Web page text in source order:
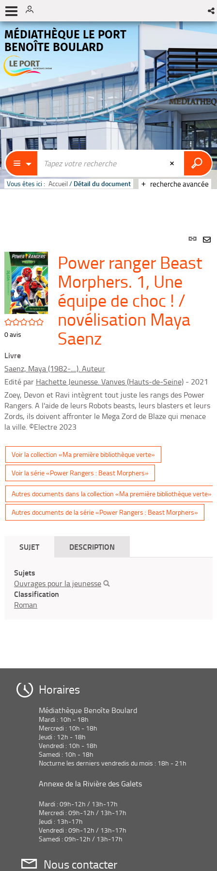
MÉDIATHÈQUE LE PORT
BENOÎTE BOULARD
recherche avancée
Vous êtes ici : Accueil / Détail du document
Lien
/5
0avis
Power ranger Beast
Morphers. 1, Une
équipe de choc ! /
novélisation Maya
Saenz
Livre
Saenz, Maya (1982-....). Auteur
Edité par Hachette Jeunesse. Vanves (Hauts-de-Seine) - 2021
Zoey, Devon et Ravi intègrent tout juste les rangs des Power
Rangers. A l'aide de leurs Robots beasts, leurs blasters et leurs
Zords, ils doivent affronter le Mega Zord de Blaze qui menace
la ville. ©Electre 2023
Voir la collection «Ma première bibliothèque verte»
Voir la série «Power Rangers : Beast Morphers»
Autres documents dans la collection «Ma première bibliothèque verte»
Autres documents de la série «Power Rangers : Beast Morphers»
SUJET DESCRIPTION
Sujets
Ouvrages pour la jeunesse
Classification
Roman
Horaires
Médiathèque Benoîte Boulard
Mardi : 10h - 18h
Mercredi : 10h - 18h
Jeudi : 12h - 18h
Vendredi : 10h - 18h
Samedi : 10h - 18h
Nocturne les derniers vendredis du mois : 18h - 21h
Annexe de la Rivière des Galets
Mardi : 09h-12h / 13h-17h
Mercredi : 09h-12h / 13h-17h
Jeudi : 13h-17h
Vendredi : 09h-12h / 13h-17h
Samedi : 09h-12h / 13h-17h
Nous contacter